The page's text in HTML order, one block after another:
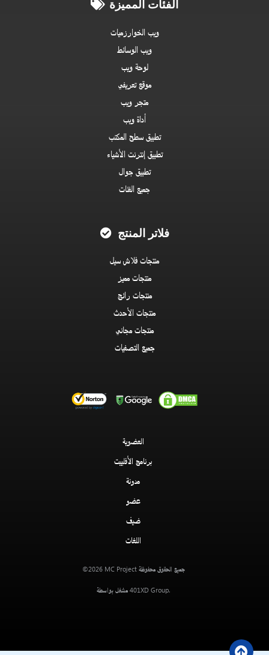
الفئات المميزة
ويب الخوارزميات
ويب الوسائط
لوحة ويب
موقع تعريفي
متجر ويب
أداة ويب
تطبيق سطح المكتب
تطبيق إنترنت الأشياء
تطبيق جوال
جميع الفئات
فلاتر المنتج
منتجات فلاش سيل
منتجات مميز
منتجات رائج
منتجات الأحدث
منتجات مجاني
جميع التصفيات
العضوية
برنامج الأفلييت
مدونة
عضو
ضيف
اللغات
©2026 MC Project جميع الحقوق محفوظة
مشغل بواسطة401XD Group.